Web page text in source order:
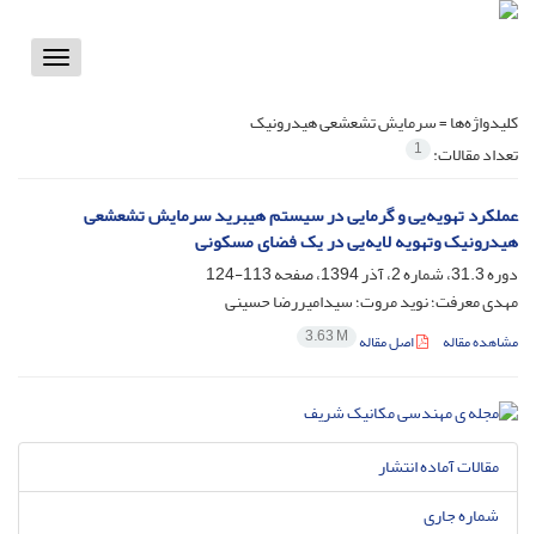
Toggle
کلیدواژه‌ها =سرمایش تشعشعی هیدرونیک
تعداد مقالات: 1
عملکرد تهویه‌یی و گرمایی در سیستم هیبرید سرمایش تشعشعی
هیدرونیک وتهویه‌ لایه‌یی در یک فضای مسکونی
دوره 31.3، شماره 2، آذر 1394، صفحه
113-124
مهدی معرفت؛ نوید مروت؛ سیدامیررضا حسینی
مشاهده مقاله اصل مقاله 3.63 M
مقالات آماده انتشار
شماره جاری